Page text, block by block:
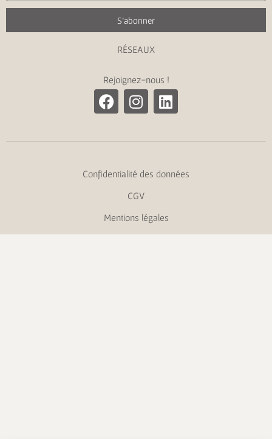
S'abonner
RÉSEAUX
Rejoignez-nous !
Confidentialité des données
CGV
Mentions légales